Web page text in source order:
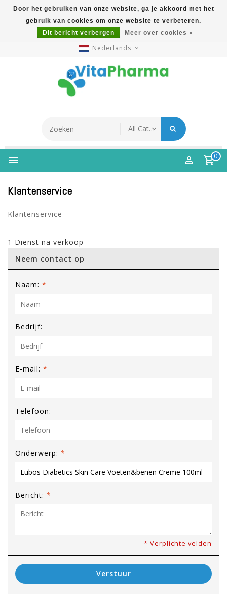
5% Korting Na Aanmelding Op Nieuwsbrief | Gratis
Verzending Vanaf €49 | Online Sinds 2007
Nederlands
0
Klantenservice
Klantenservice
1 Dienst na verkoop
Neem contact op
Naam: *
Bedrijf:
E-mail: *
Telefoon:
Onderwerp: *
Bericht: *
* Verplichte velden
Verstuur
Door het gebruiken van onze website, ga je akkoord met het
gebruik van cookies om onze website te verbeteren.
Dit bericht verbergen
Meer over cookies »